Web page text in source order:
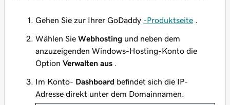
Gehen Sie zur Ihrer GoDaddy -Produktseite
Wählen Sie Webhosting und neben dem
anzuzeigenden Windows-Hosting-Konto die
Option Verwalten aus
Im Konto- Dashboard befindet sich die IP-
Adresse direkt unter dem Domainnamen.